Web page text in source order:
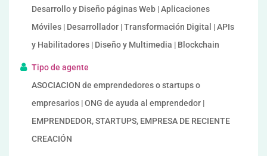
Desarrollo y Diseño páginas Web | Aplicaciones
Móviles | Desarrollador | Transformación Digital | APIs
y Habilitadores | Diseño y Multimedia | Blockchain
Tipo de agente
ASOCIACION de emprendedores o startups o
empresarios | ONG de ayuda al emprendedor |
EMPRENDEDOR, STARTUPS, EMPRESA DE RECIENTE
CREACIÓN